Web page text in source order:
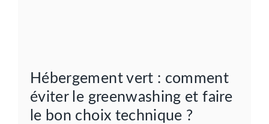
Hébergement vert : comment
éviter le greenwashing et faire
le bon choix technique ?